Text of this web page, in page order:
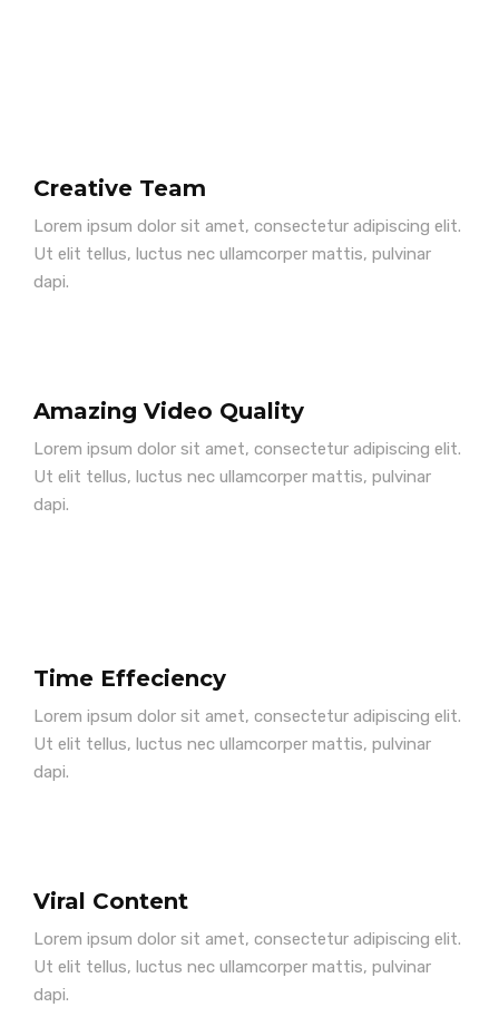
Creative Team
Lorem ipsum dolor sit amet, consectetur adipiscing elit.
Ut elit tellus, luctus nec ullamcorper mattis, pulvinar
dapi.
Amazing Video Quality
Lorem ipsum dolor sit amet, consectetur adipiscing elit.
Ut elit tellus, luctus nec ullamcorper mattis, pulvinar
dapi.
Time Effeciency
Lorem ipsum dolor sit amet, consectetur adipiscing elit.
Ut elit tellus, luctus nec ullamcorper mattis, pulvinar
dapi.
Viral Content
Lorem ipsum dolor sit amet, consectetur adipiscing elit.
Ut elit tellus, luctus nec ullamcorper mattis, pulvinar
dapi.